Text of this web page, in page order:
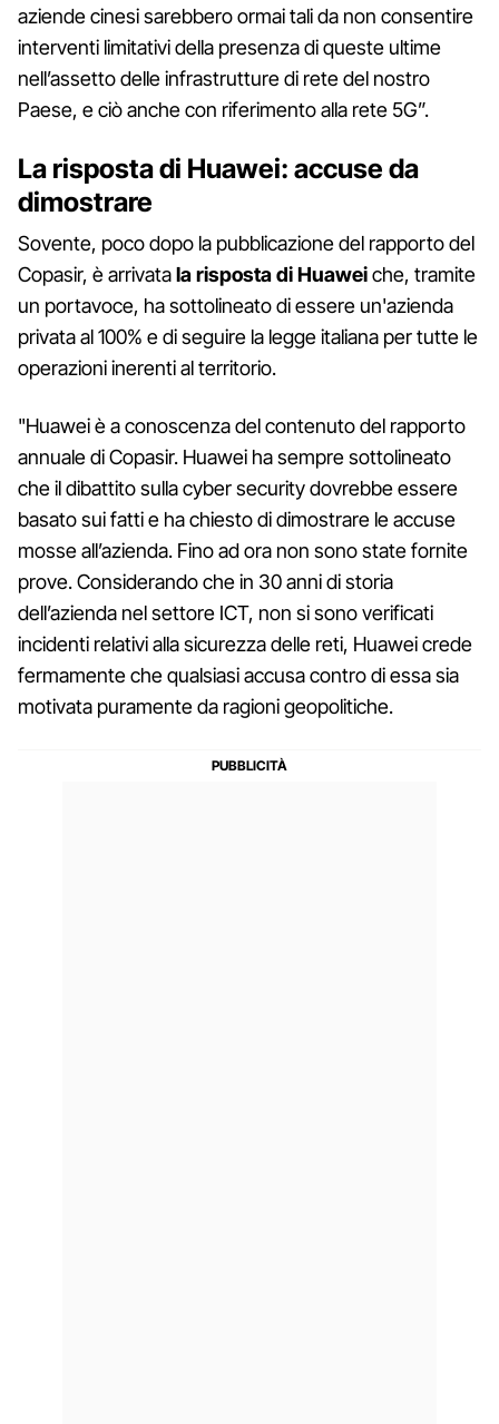
aziende cinesi sarebbero ormai tali da non consentire
interventi limitativi della presenza di queste ultime
nell’assetto delle infrastrutture di rete del nostro
Paese, e ciò anche con riferimento alla rete 5G”.
La risposta di Huawei: accuse da
dimostrare
Sovente, poco dopo la pubblicazione del rapporto del
Copasir, è arrivatala risposta di Huaweiche, tramite
un portavoce, ha sottolineato di essere un'azienda
privata al 100% e di seguire la legge italiana per tutte le
operazioni inerenti al territorio.
"Huawei è a conoscenza del contenuto del rapporto
annuale di Copasir. Huawei ha sempre sottolineato
che il dibattito sulla cyber security dovrebbe essere
basato sui fatti e ha chiesto di dimostrare le accuse
mosse all’azienda. Fino ad ora non sono state fornite
prove. Considerando che in 30 anni di storia
dell’azienda nel settore ICT, non si sono verificati
incidenti relativi alla sicurezza delle reti, Huawei crede
fermamente che qualsiasi accusa contro di essa sia
motivata puramente da ragioni geopolitiche.